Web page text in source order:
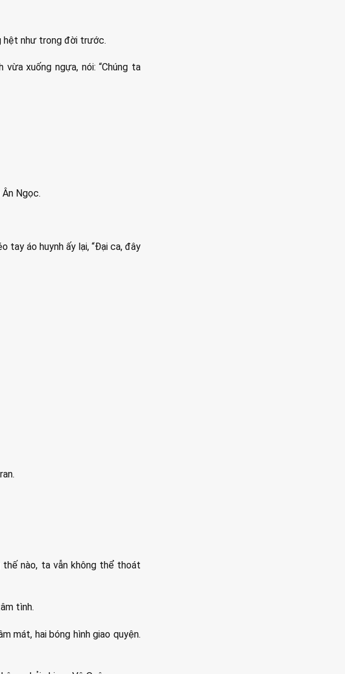
hệt như trong đời trước.
xuống ngựa, nói: “Chúng ta
Ngọc.
tay áo huynh ấy lại, “Đại ca, đây
thế nào, ta vẫn không thể thoát
tình.
mát, hai bóng hình giao quyện.